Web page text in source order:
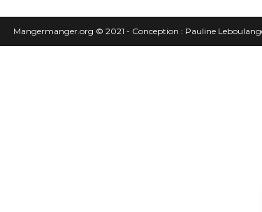
Mangermanger.org © 2021 - Conception : Pauline